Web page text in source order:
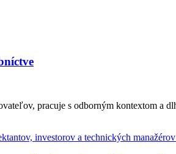
pracuje s odborným kontextom a